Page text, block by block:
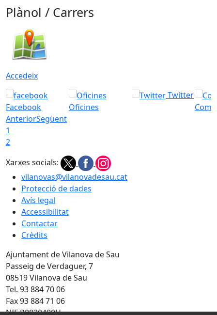
Plànol / Carrers
Accedeix
Facebook Oficines
Twitter
Com
AnteriorSegüent
1
2
Xarxes socials:
vilanovas@vilanovadesau.cat
Protecció de dades
Avís legal
Accessibilitat
Contactar
Crèdits
Ajuntament de Vilanova de Sau
Passeig de Verdaguer, 7
08519 Vilanova de Sau
Tel. 93 884 70 06
Fax 93 884 71 06
NIF P0830400H